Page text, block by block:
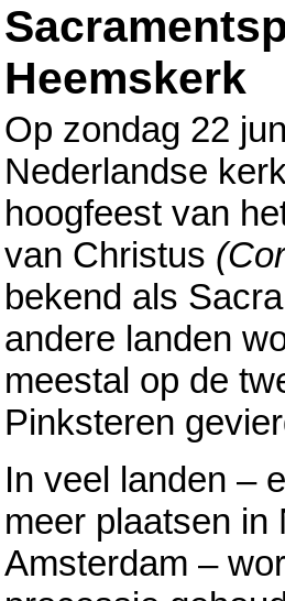
Heemskerk
Op zondag 22
Nederlandse
hoogfeest van
van Christus
bekend als
andere landen
meestal op de
Pinksteren
In veel landen –
meer plaatsen in
Amsterdam –